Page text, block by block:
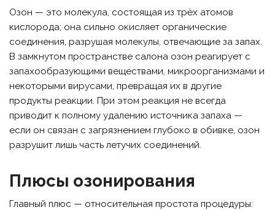
Озон — это молекула, состоящая из трёх атомов
кислорода; она сильно окисляет органические
соединения, разрушая молекулы, отвечающие за запах.
В замкнутом пространстве салона озон реагирует с
запахообразующими веществами, микроорганизмами и
некоторыми вирусами, превращая их в другие
продукты реакции. При этом реакция не всегда
приводит к полному удалению источника запаха —
если он связан с загрязнением глубоко в обивке, озон
разрушит лишь часть летучих соединений.
Плюсы озонирования
Главный плюс — относительная простота процедуры: